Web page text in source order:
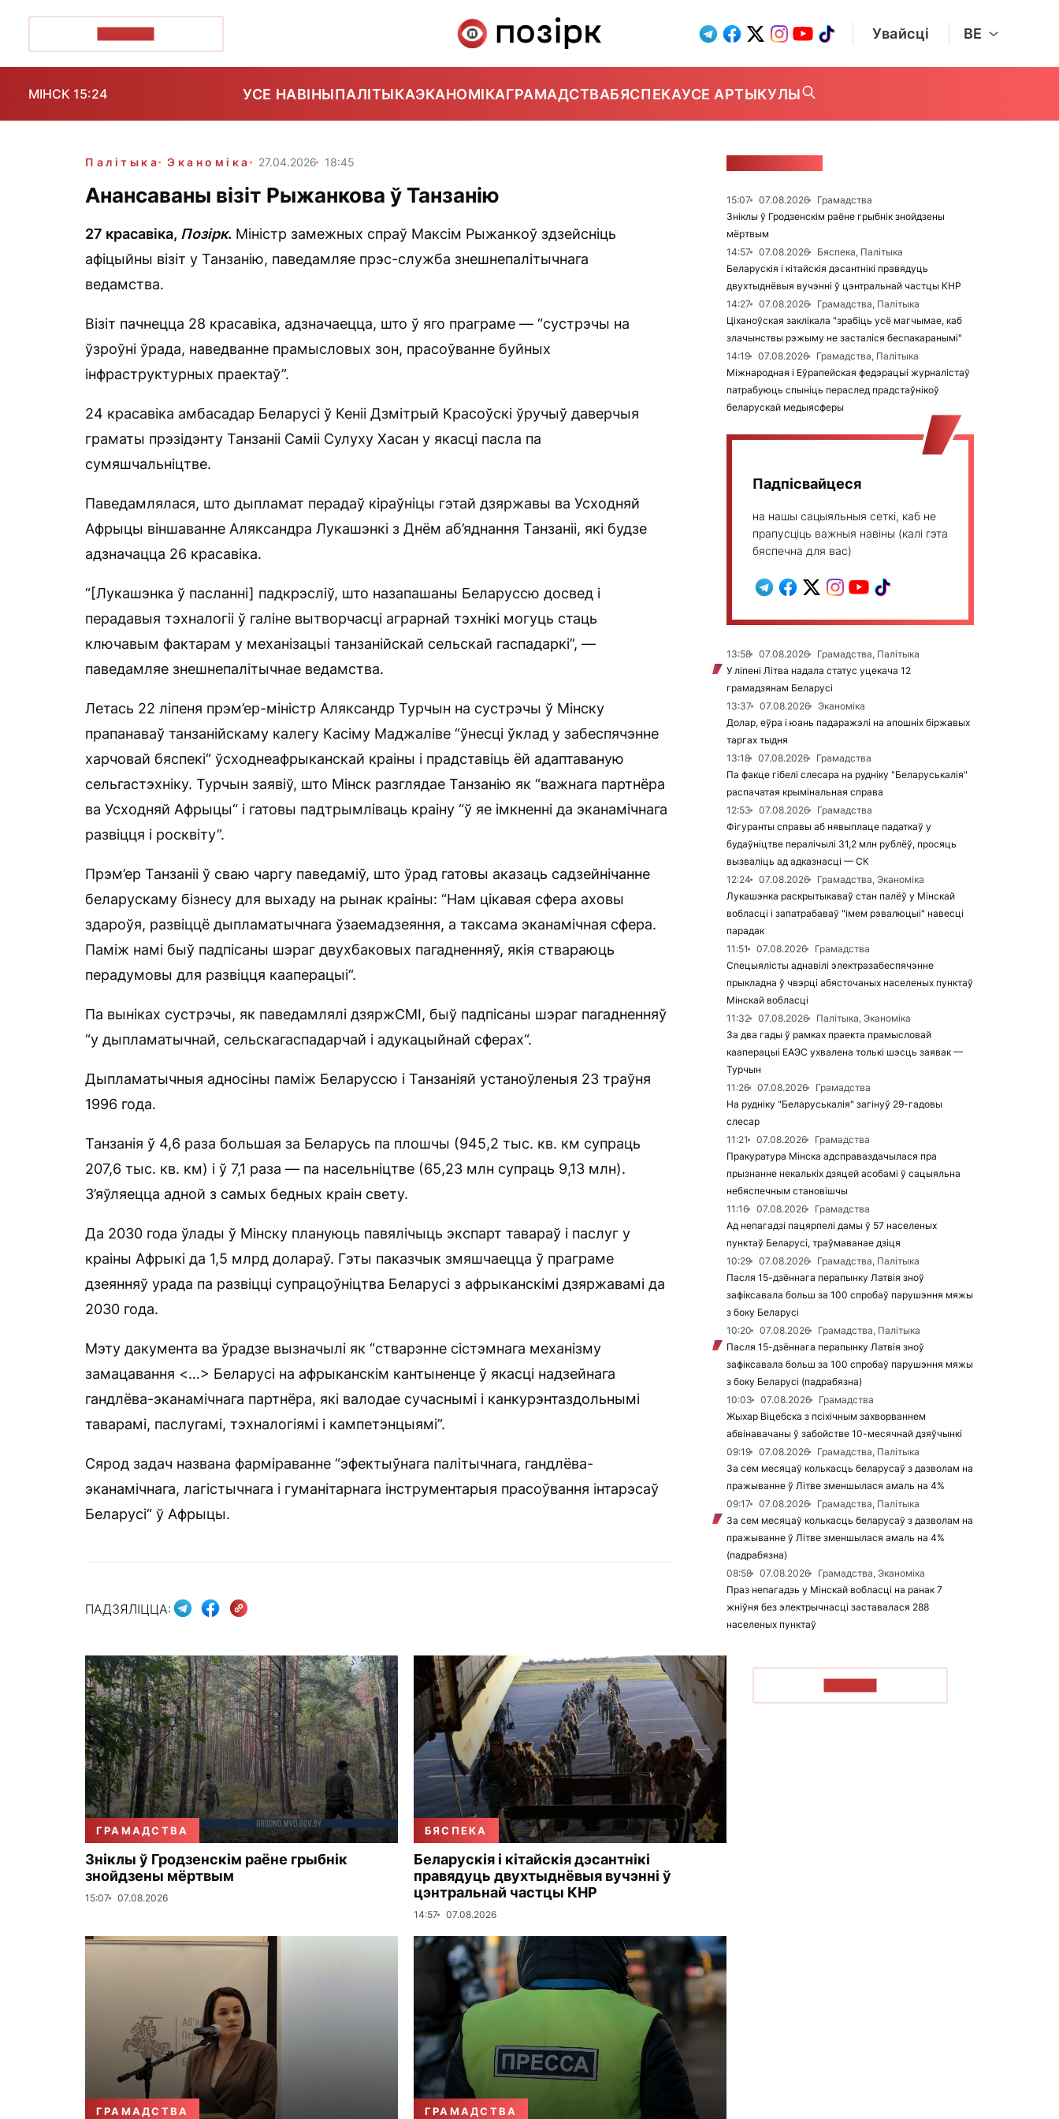
Увайсці BE
МІНСК 15:24 УСЕ НАВІНЫПАЛІТЫКАЭКАНОМІКАГРАМАДСТВАБЯСПЕКАУСЕ АРТЫКУЛЫ
Палітыка Эканоміка 27.04.2026 18:45
Анансаваны візіт Рыжанкова ў Танзанію
27 красавіка, Позірк. Міністр замежных спраў Максім Рыжанкоў здзейсніць
афіцыйны візіт у Танзанію, паведамляе прэс-служба знешнепалітычнага
ведамства.
Візіт пачнецца 28 красавіка, адзначаецца, што ў яго праграме — “сустрэчы на
ўзроўні ўрада, наведванне прамысловых зон, прасоўванне буйных
інфраструктурных праектаў”.
24 красавіка амбасадар Беларусі ў Кеніі Дзмітрый Красоўскі ўручыў даверчыя
граматы прэзідэнту Танзаніі Саміі Сулуху Хасан у якасці пасла па
сумяшчальніцтве.
Паведамлялася, што дыпламат перадаў кіраўніцы гэтай дзяржавы ва Усходняй
Афрыцы віншаванне Аляксандра Лукашэнкі з Днём аб’яднання Танзаніі, які будзе
адзначацца 26 красавіка.
“[Лукашэнка ў пасланні] падкрэсліў, што назапашаны Беларуссю досвед і
перадавыя тэхналогіі ў галіне вытворчасці аграрнай тэхнікі могуць стаць
ключавым фактарам у механізацыі танзанійскай сельскай гаспадаркі”, —
паведамляе знешнепалітычнае ведамства.
Летась 22 ліпеня прэм’ер-міністр Аляксандр Турчын на сустрэчы ў Мінску
прапанаваў танзанійскаму калегу Касіму Маджаліве “ўнесці ўклад у забеспячэнне
харчовай бяспекі“ ўсходнеафрыканскай краіны і прадставіць ёй адаптаваную
сельгастэхніку. Турчын заявіў, што Мінск разглядае Танзанію як “важнага партнёра
ва Усходняй Афрыцы“ і гатовы падтрымліваць краіну “ў яе імкненні да эканамічнага
развіцця і росквіту”.
Прэм’ер Танзаніі ў сваю чаргу паведаміў, што ўрад гатовы аказаць садзейнічанне
беларускаму бізнесу для выхаду на рынак краіны: “Нам цікавая сфера аховы
здароўя, развіццё дыпламатычнага ўзаемадзеяння, а таксама эканамічная сфера.
Паміж намі быў падпісаны шэраг двухбаковых пагадненняў, якія ствараюць
перадумовы для развіцця кааперацыі“.
Па выніках сустрэчы, як паведамлялі дзяржСМІ, быў падпісаны шэраг пагадненняў
“у дыпламатычнай, сельскагаспадарчай і адукацыйнай сферах“.
Дыпламатычныя адносіны паміж Беларуссю і Танзаніяй устаноўленыя 23 траўня
1996 года.
Танзанія ў 4,6 раза большая за Беларусь па плошчы (945,2 тыс. кв. км супраць
207,6 тыс. кв. км) і ў 7,1 раза — па насельніцтве (65,23 млн супраць 9,13 млн).
З’яўляецца адной з самых бедных краін свету.
Да 2030 года ўлады ў Мінску плануюць павялічыць экспарт тавараў і паслуг у
краіны Афрыкі да 1,5 млрд долараў. Гэты паказчык змяшчаецца ў праграме
дзеянняў урада па развіцці супрацоўніцтва Беларусі з афрыканскімі дзяржавамі да
2030 года.
Мэту дакумента ва ўрадзе вызначылі як “стварэнне сістэмнага механізму
замацавання <…> Беларусі на афрыканскім кантыненце ў якасці надзейнага
гандлёва-эканамічнага партнёра, які валодае сучаснымі і канкурэнтаздольнымі
таварамі, паслугамі, тэхналогіямі і кампетэнцыямі”.
Сярод задач названа фарміраванне “эфектыўнага палітычнага, гандлёва-
эканамічнага, лагістычнага і гуманітарнага інструментарыя прасоўвання інтарэсаў
Беларусі“ ў Афрыцы.
ПАДЗЯЛІЦЦА:
ГРАМАДСТВА
Зніклы ў Гродзенскім раёне грыбнік
знойдзены мёртвым
15:07 07.08.2026
БЯСПЕКА
Беларускія і кітайскія дэсантнікі
правядуць двухтыднёвыя вучэнні ў
цэнтральнай частцы КНР
14:57 07.08.2026
ГРАМАДСТВА ГРАМАДСТВА
15:07 07.08.2026
Грамадства
Зніклы ў Гродзенскім раёне грыбнік знойдзены
мёртвым
14:57
07.08.2026
Бяспека, Палітыка
Беларускія і кітайскія дэсантнікі правядуць
двухтыднёвыя вучэнні ў цэнтральнай частцы КНР
14:27
07.08.2026
Грамадства, Палітыка
Ціханоўская заклікала "зрабіць усё магчымае, каб
злачынствы рэжыму не засталіся беспакаранымі"
14:19
07.08.2026
Грамадства, Палітыка
Міжнародная і Еўрапейская федэрацыі журналістаў
патрабуюць спыніць пераслед прадстаўнікоў
беларускай медыясферы
Падпісвайцеся
на нашы сацыяльныя сеткі, каб не
прапусціць важныя навіны (калі гэта
бяспечна для вас)
13:58 07.08.2026
Грамадства, Палітыка
У ліпені Літва надала статус уцекача 12
грамадзянам Беларусі
13:37
07.08.2026
Эканоміка
Долар, еўра і юань падаражэлі на апошніх біржавых
таргах тыдня
13:18
07.08.2026
Грамадства
Па факце гібелі слесара на рудніку "Беларуськалія"
распачатая крымінальная справа
12:53
07.08.2026
Грамадства
Фігуранты справы аб нявыплаце падаткаў у
будаўніцтве пералічылі 31,2 млн рублёў, просяць
вызваліць ад адказнасці — СК
12:24
07.08.2026
Грамадства, Эканоміка
Лукашэнка раскрытыкаваў стан палёў у Мінскай
вобласці і запатрабаваў "імем рэвалюцыі" навесці
парадак
11:51
07.08.2026
Грамадства
Спецыялісты аднавілі электразабеспячэнне
прыкладна ў чвэрці абясточаных населеных пунктаў
Мінскай вобласці
11:32
07.08.2026
Палітыка, Эканоміка
За два гады ў рамках праекта прамысловай
кааперацыі ЕАЭС ухвалена толькі шэсць заявак —
Турчын
11:26
07.08.2026
Грамадства
На рудніку "Беларуськалія" загінуў 29-гадовы
слесар
11:21
07.08.2026
Грамадства
Пракуратура Мінска адсправаздачылася пра
прызнанне некалькіх дзяцей асобамі ў сацыяльна
небяспечным становішчы
11:16
07.08.2026
Грамадства
Ад непагадзі пацярпелі дамы ў 57 населеных
пунктаў Беларусі, траўмаванае дзіця
10:29
07.08.2026
Грамадства, Палітыка
Пасля 15-дзённага перапынку Латвія зноў
зафіксавала больш за 100 спробаў парушэння мяжы
з боку Беларусі
10:20
07.08.2026
Грамадства, Палітыка
Пасля 15-дзённага перапынку Латвія зноў
зафіксавала больш за 100 спробаў парушэння мяжы
з боку Беларусі (падрабязна)
10:03
07.08.2026
Грамадства
Жыхар Віцебска з псіхічным захворваннем
абвінавачаны ў забойстве 10-месячнай дзяўчынкі
09:19
07.08.2026
Грамадства, Палітыка
За сем месяцаў колькасць беларусаў з дазволам на
пражыванне ў Літве зменшылася амаль на 4%
09:17
07.08.2026
Грамадства, Палітыка
За сем месяцаў колькасць беларусаў з дазволам на
пражыванне ў Літве зменшылася амаль на 4%
(падрабязна)
08:58
07.08.2026
Грамадства, Эканоміка
Праз непагадзь у Мінскай вобласці на ранак 7
жніўня без электрычнасці заставалася 288
населеных пунктаў